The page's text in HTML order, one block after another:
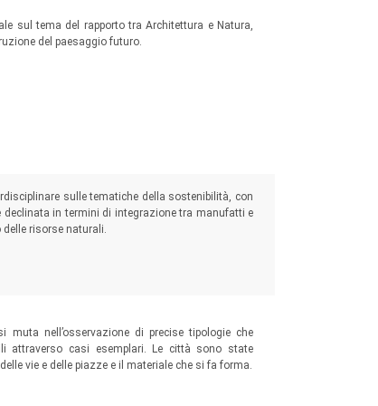
per l’esperienza sensoriale, ponendo
rurale, alle trasformazioni agricole, alla
di connessione dei diversi ambiti
storico e naturale, che servono a
e la pianificazione del paesaggio.
e ne divulga ricerche, opinioni e
la seconda, contenente risultati di
i criteri di valutazione scientifica
sul tema del rapporto tra Architettura e Natura,
del paesaggio futuro.
sulle tematiche della sostenibilità, con
in termini di integrazione tra manufatti e
risorse naturali.
nell’osservazione di precise tipologie che
attraverso casi esemplari. Le città sono state
vie e delle piazze e il materiale che si fa forma.